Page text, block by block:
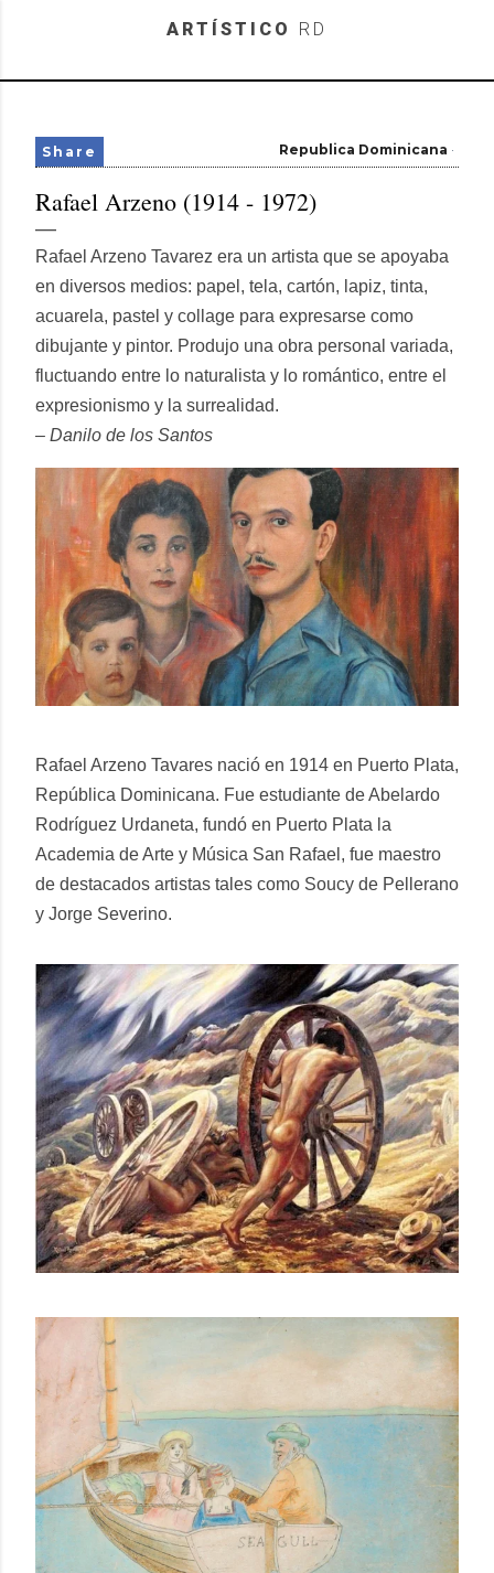
Skip to main content
ARTÍSTICO RD
Republica Dominicana
Share
Rafael Arzeno (1914 - 1972)
Rafael Arzeno Tavarez era un artista que se apoyaba
en diversos medios: papel, tela, cartón, lapiz, tinta,
acuarela, pastel y collage para expresarse como
dibujante y pintor. Produjo una obra personal variada,
fluctuando entre lo naturalista y lo romántico, entre el
expresionismo y la surrealidad.
– Danilo de los Santos
Rafael Arzeno Tavares nació en 1914 en Puerto Plata,
República Dominicana. Fue estudiante de Abelardo
Rodríguez Urdaneta, fundó en Puerto Plata la
Academia de Arte y Música San Rafael, fue maestro
de destacados artistas tales como Soucy de Pellerano
y Jorge Severino.